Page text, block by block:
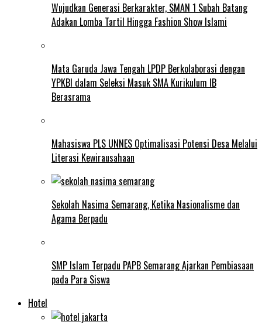
Wujudkan Generasi Berkarakter, SMAN 1 Subah Batang
Adakan Lomba Tartil Hingga Fashion Show Islami
Mata Garuda Jawa Tengah LPDP Berkolaborasi dengan
YPKBI dalam Seleksi Masuk SMA Kurikulum IB
Berasrama
Mahasiswa PLS UNNES Optimalisasi Potensi Desa Melalui
Literasi Kewirausahaan
Sekolah Nasima Semarang, Ketika Nasionalisme dan
Agama Berpadu
SMP Islam Terpadu PAPB Semarang Ajarkan Pembiasaan
pada Para Siswa
Hotel